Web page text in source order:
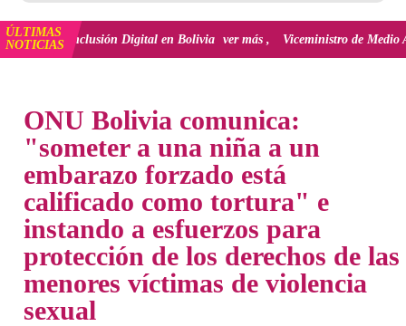
ÚLTIMAS
NOTICIAS
inclusión Digital en Bolivia ver más Viceministro de Medio Ambiente,
ONU Bolivia comunica:
"someter a una niña a un
embarazo forzado está
calificado como tortura" e
instando a esfuerzos para
protección de los derechos de las
menores víctimas de violencia
sexual